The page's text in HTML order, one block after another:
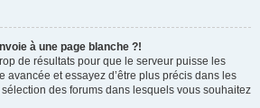
à une page blanche ?!
de résultats pour que le serveur puisse les
avancée et essayez d’être plus précis dans les
des forums dans lesquels vous souhaitez